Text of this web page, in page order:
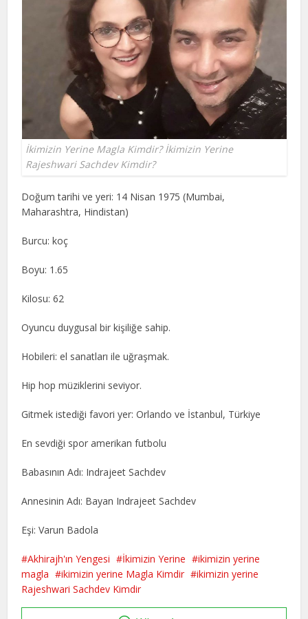
İkimizin Yerine Magla Kimdir? İkimizin Yerine
Rajeshwari Sachdev Kimdir?
Doğum tarihi ve yeri: 14 Nisan 1975 (Mumbai,
Maharashtra, Hindistan)
Burcu: koç
Boyu: 1.65
Kilosu: 62
Oyuncu duygusal bir kişiliğe sahip.
Hobileri: el sanatları ile uğraşmak.
Hip hop müziklerini seviyor.
Gitmek istediği favori yer: Orlando ve İstanbul, Türkiye
En sevdiği spor amerikan futbolu
Babasının Adı: Indrajeet Sachdev
Annesinin Adı: Bayan Indrajeet Sachdev
Eşi: Varun Badola
Akhirajh'ın Yengesi İkimizin Yerine
ikimizin yerine
magla
ikimizin yerine Magla Kimdir
ikimizin yerine
Rajeshwari Sachdev Kimdir